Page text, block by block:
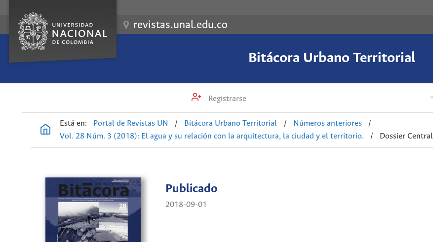
revistas.unal.edu.co
Bitácora Urbano Territorial
Registrarse
Está en: Portal de Revistas UN / Bitácora Urbano Territorial / Números anteriores
/
Vol. 28 Núm. 3 (2018): El agua y su relación con la arquitectura, la ciudad y el territorio.
/ Dossier Central
Publicado
2018-09-01